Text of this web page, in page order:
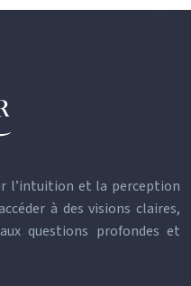
l’intuition et la perception
à des visions claires,
questions profondes et